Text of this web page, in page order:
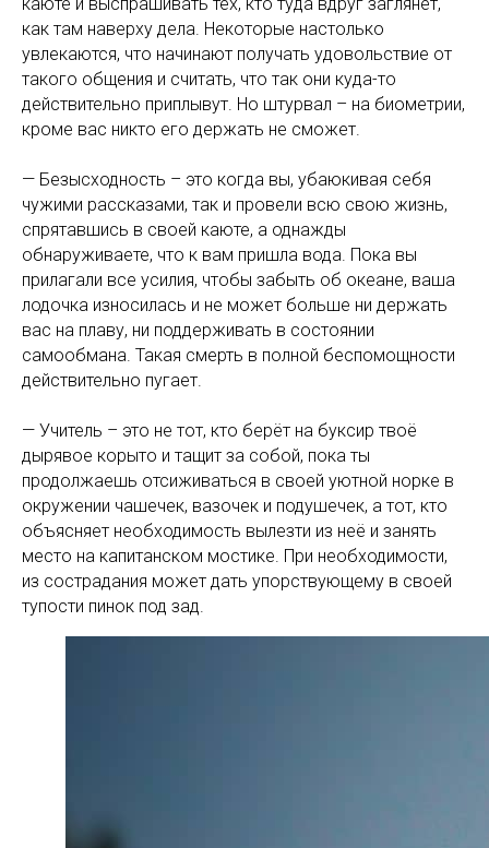
как там наверху дела. Некоторые настолько
увлекаются, что начинают получать удовольствие от
такого общения и считать, что так они куда-то
действительно приплывут. Но штурвал – на биометрии,
кроме вас никто его держать не сможет.
— Безысходность – это когда вы, убаюкивая себя
чужими рассказами, так и провели всю свою жизнь,
спрятавшись в своей каюте, а однажды
обнаруживаете, что к вам пришла вода. Пока вы
прилагали все усилия, чтобы забыть об океане, ваша
лодочка износилась и не может больше ни держать
вас на плаву, ни поддерживать в состоянии
самообмана. Такая смерть в полной беспомощности
действительно пугает.
— Учитель – это не тот, кто берёт на буксир твоё
дырявое корыто и тащит за собой, пока ты
продолжаешь отсиживаться в своей уютной норке в
окружении чашечек, вазочек и подушечек, а тот, кто
объясняет необходимость вылезти из неё и занять
место на капитанском мостике. При необходимости,
из сострадания может дать упорствующему в своей
тупости пинок под зад.